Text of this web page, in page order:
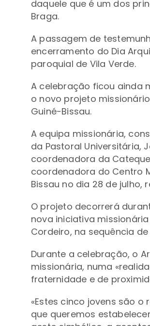
daquele que é um dos
Braga.
A passagem de
encerramento do Dia
paroquial de Vila Verde.
A celebração ficou ainda
o novo projeto
Guiné-Bissau.
A equipa missionária,
da Pastoral Universitária,
coordenadora da
coordenadora do Centro
Bissau no dia 28 de julho,
O projeto decorrerá
nova iniciativa
Cordeiro, na sequência
Durante a celebração, o
missionária, numa
fraternidade e de
«Estes cinco jovens são
que queremos